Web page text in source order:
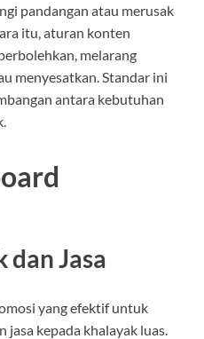
pandangan atau merusak
itu, aturan konten
melarang
menyesatkan. Standar ini
antara kebutuhan
Jasa
yang efektif untuk
kepada khalayak luas.